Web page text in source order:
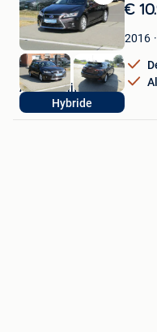
Bewaren
in
Favorieten
Hybride
€
2016
Autobedrijf BOCA
Waasmunster